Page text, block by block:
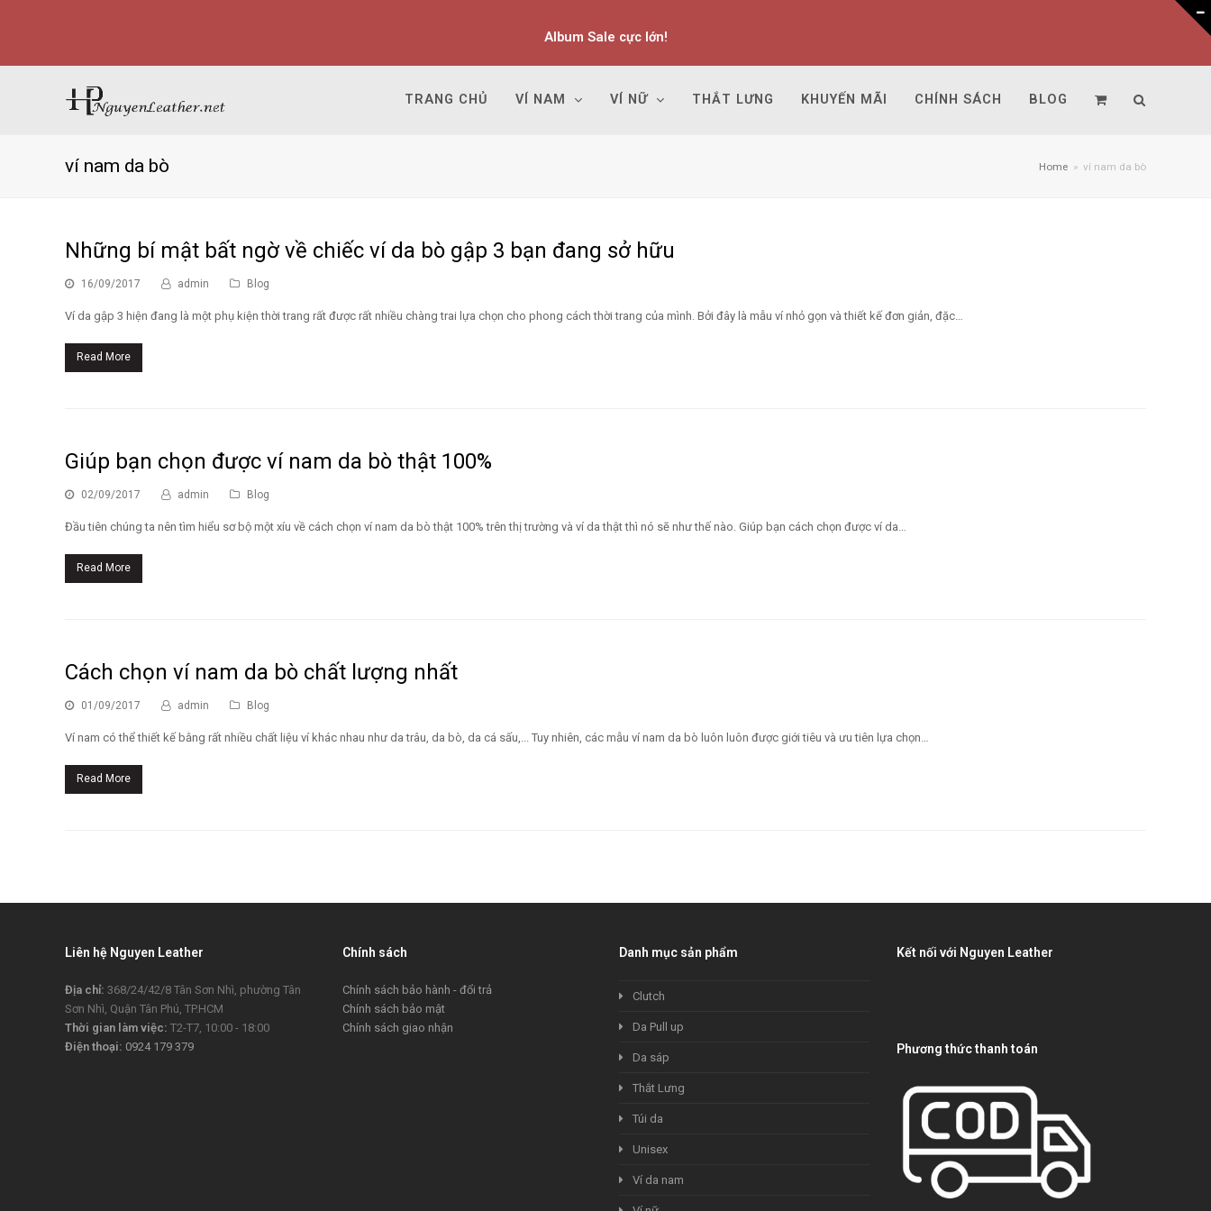
Album Sale cực lớn!
TRANG CHỦ VÍ NAM VÍ NỮ THẮT LƯNG KHUYẾN MÃI CHÍNH SÁCH BLOG
ví nam da bò Home » ví nam da bò
Những bí mật bất ngờ về chiếc ví da bò gập 3 bạn đang sở hữu
16/09/2017 admin Blog
Ví da gập 3 hiện đang là một phụ kiện thời trang rất được rất nhiều chàng trai lựa chọn cho phong cách thời trang của mình. Bởi đây là mẫu ví nhỏ gọn và thiết kế đơn giản, đặc…
Read More
Giúp bạn chọn được ví nam da bò thật 100%
02/09/2017 admin Blog
Đầu tiên chúng ta nên tìm hiểu sơ bộ một xíu về cách chọn ví nam da bò thật 100% trên thị trường và ví da thật thì nó sẽ như thế nào. Giúp bạn cách chọn được ví da…
Read More
Cách chọn ví nam da bò chất lượng nhất
01/09/2017 admin Blog
Ví nam có thể thiết kế bằng rất nhiều chất liệu ví khác nhau như da trâu, da bò, da cá sấu,... Tuy nhiên, các mẫu ví nam da bò luôn luôn được giới tiêu và ưu tiên lựa chọn…
Read More
Liên hệ Nguyen Leather
Địa chỉ: 368/24/42/8 Tân Sơn Nhì, phường Tân
Sơn Nhì, Quận Tân Phú, TP.HCM
Thời gian làm việc: T2-T7, 10:00 - 18:00
Điện thoại: 0924 179 379
Chính sách
Chính sách bảo hành - đổi trả
Chính sách bảo mật
Chính sách giao nhận
Danh mục sản phẩm
Clutch
Da Pull up
Da sáp
Thắt Lưng
Túi da
Unisex
Ví da nam
Kết nối với Nguyen Leather
Phương thức thanh toán